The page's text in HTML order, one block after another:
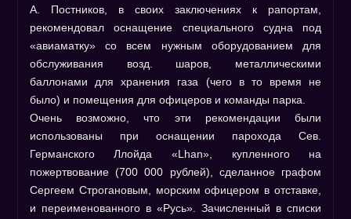
А. Постников, в своих заключениях к рапортам,
рекомендовал оснащение специального судна под
«авиаматку» со всем нужным оборудованием для
обслуживания возд. шаров, металлическими
баллонами для хранения газа (чего в то время не
было) и помещения для офицеров и команды парка.
Очень возможно, что эти рекомендации были
использованы при оснащении парохода Сев.
Германского Ллойда «Lhan», купленного на
пожертвование (700 000 рублей), сделанное графом
Сергеем Строгановым, морским офицером в отставке,
и переименованного в «Русь». Зачисленный в списки